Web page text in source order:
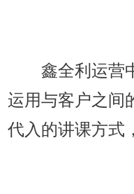
鑫全利运营中
运用与客户之间
代入的讲课方式